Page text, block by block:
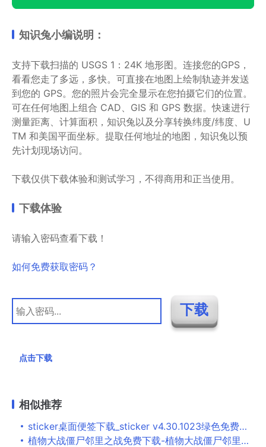
知识兔小编说明：
支持下载扫描的 USGS 1：24K 地形图。连接您的GPS，
看看您走了多远，多快。可直接在地图上绘制轨迹并发送
到您的 GPS。您的照片会完全显示在您拍摄它们的位置。
可在任何地图上组合 CAD、GIS 和 GPS 数据。快速进行
测量距离、计算面积，知识兔以及分享转换纬度/纬度、U
TM 和美国平面坐标。提取任何地址的地图，知识兔以预
先计划现场访问。
下载仅供下载体验和测试学习，不得商用和正当使用。
下载体验
请输入密码查看下载！
如何免费获取密码？
点击下载
相似推荐
sticker桌面便签下载_sticker v4.30.1023绿色免费版下载
植物大战僵尸邻里之战免费下载-植物大战僵尸邻里之战中文破解版下载 v1.0